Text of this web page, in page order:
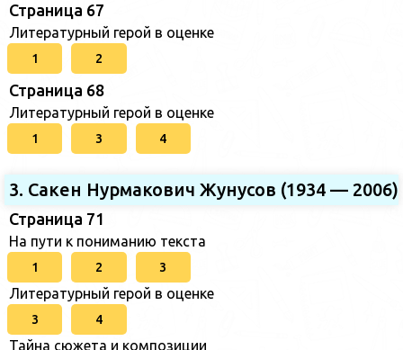
Страница 67
Литературный герой в оценке
1 2
Страница 68
Литературный герой в оценке
1 3 4
3. Сакен Нурмакович Жунусов (1934 — 2006)
Страница 71
На пути к пониманию текста
1 2 3
Литературный герой в оценке
3 4
Тайна сюжета и композиции